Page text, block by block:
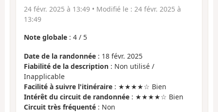
24 févr. 2025 à 13:49 • Modifié le : 24 févr. 2025 à
13:49
Note globale : 4 / 5
Date de la randonnée : 18 févr. 2025
Fiabilité de la description : Non utilisé /
Inapplicable
Facilité à suivre l'itinéraire : ★★★★☆ Bien
Intérêt du circuit de randonnée : ★★★★☆ Bien
Circuit très fréquenté : Non